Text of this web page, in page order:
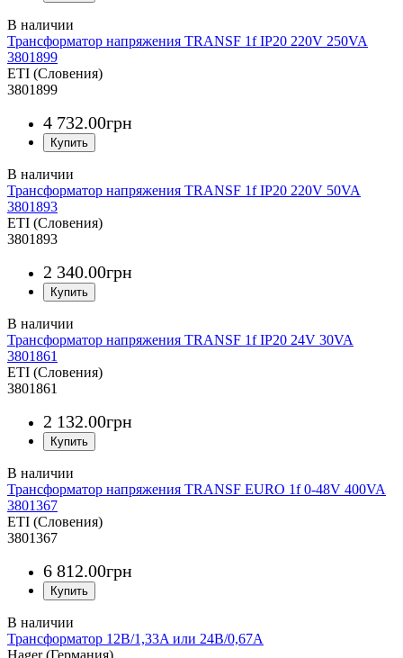
Трансформатор напряжения TRANSF 1f IP20 220V 250VA
3801899
ETI (Словения)
3801899
4 732.00грн
Трансформатор напряжения TRANSF 1f IP20 220V 50VA
3801893
ETI (Словения)
3801893
2 340.00грн
Трансформатор напряжения TRANSF 1f IP20 24V 30VA
3801861
ETI (Словения)
3801861
2 132.00грн
Трансформатор напряжения TRANSF EURO 1f 0-48V 400VA
3801367
ETI (Словения)
3801367
6 812.00грн
Трансформатор 12В/1,33A или 24В/0,67A